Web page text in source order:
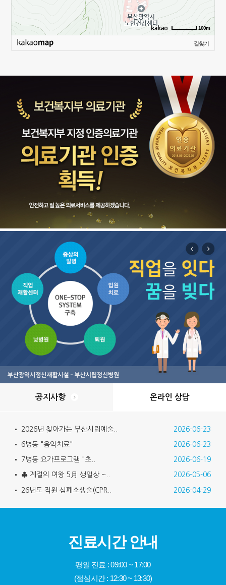
분들의 회복 및 사회복귀를 돕고
있습니다. 입원문의 : 051-312-
2288 낮병원 문의 : 051-310-100m
길찾기
공지사항
2026년 찾아가는 부산시립예술.. 2026-06-23
6병동 "음악치료" 2026-06-23
7병동 요가프로그램 "초.. 2026-06-19
♣ 계절의 여왕 5月 생일상 ~.. 2026-05-06
26년도 직원 심폐소생술(CPR.. 2026-04-29
온라인 상담
진료시간 안내
평일 진료 : 09:00 ~ 17:00
(점심시간 : 12:30 ~ 13:30)